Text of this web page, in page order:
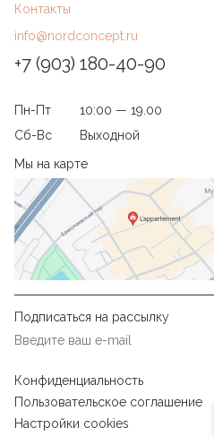
Контакты
info@nordconcept.ru
+7 (903) 180-40-90
Пн-Пт
10:00 — 19.00
Сб-Вс
Выходной
Мы на карте
Подписаться на рассылку
Конфиденциальность
Пользовательское соглашение
Настройки cookies